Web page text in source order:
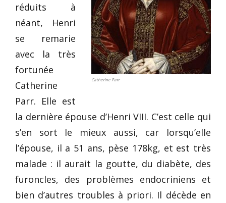
Catherine Parr
réduits à
néant, Henri
se remarie
avec la très
fortunée
Catherine
Parr. Elle est
la dernière épouse d’Henri VIII. C’est celle qui
s’en sort le mieux aussi, car lorsqu’elle
l’épouse, il a 51 ans, pèse 178kg, et est très
malade : il aurait la goutte, du diabète, des
furoncles, des problèmes endocriniens et
bien d’autres troubles à priori. Il décède en